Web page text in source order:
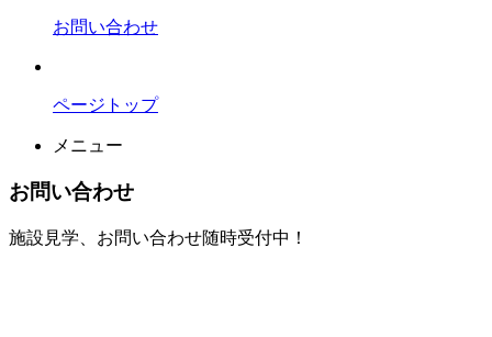
お問い合わせ
ページトップ
メニュー
お問い合わせ
施設見学、お問い合わせ随時受付中！